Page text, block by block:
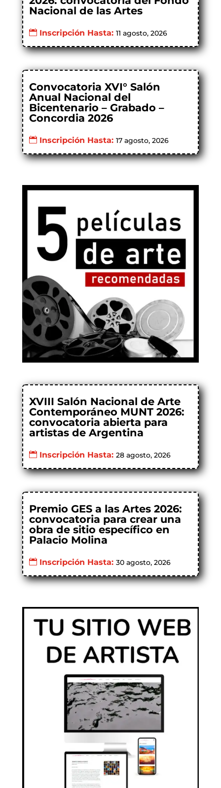
Nacional de las Artes
Inscripción Hasta: 11 agosto, 2026
Convocatoria XVI° Salón
Anual Nacional del
Bicentenario – Grabado –
Concordia 2026
Inscripción Hasta: 17 agosto, 2026
XVIII Salón Nacional de Arte
Contemporáneo MUNT 2026:
convocatoria abierta para
artistas de Argentina
Inscripción Hasta: 28 agosto, 2026
Premio GES a las Artes 2026:
convocatoria para crear una
obra de sitio específico en
Palacio Molina
Inscripción Hasta: 30 agosto, 2026